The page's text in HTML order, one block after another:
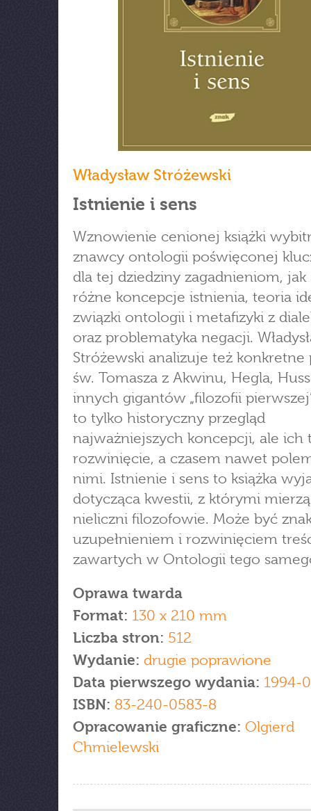
Władysław Stróżewski
Istnienie i sens
Wznowienie cenionej książki
znawcy ontologii poświęconej
dla tej dziedziny zagadnieniom, jak
różne koncepcje istnienia, teoria
związki ontologii i metafizyki z
oraz problematyka negacji.
Stróżewski analizuje też konkretne
św. Tomasza z Akwinu, Hegla,
innych gigantów „filozofii
to tylko historyczny przegląd
najważniejszych koncepcji, ale ich
rozwinięcie, a czasem nawet
nimi. Istnienie i sens to książka
dotycząca kwestii, z którymi
nieliczni filozofowie. Może być
uzupełnieniem i rozwinięciem
zawartych w Ontologii tego
Oprawa twarda
Format: 130 x 210 mm
Liczba stron: 512
Wydanie: drugie poprawione
Data pierwszego wydania: 1994-
ISBN: 83-240-0583-8
Opracowanie graficzne: Olgierd
Chmielewski